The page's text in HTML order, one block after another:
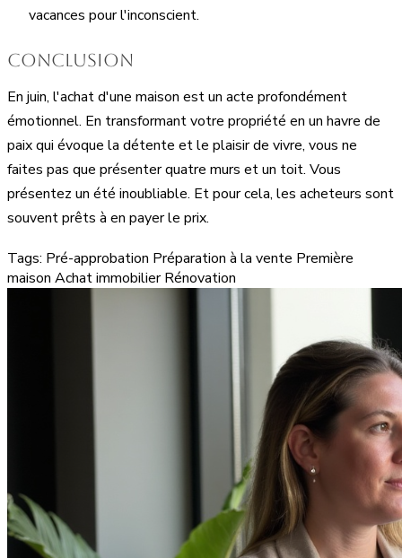
vacances pour l'inconscient.
Conclusion
En juin, l'achat d'une maison est un acte profondément
émotionnel. En transformant votre propriété en un havre de
paix qui évoque la détente et le plaisir de vivre, vous ne
faites pas que présenter quatre murs et un toit. Vous
présentez un été inoubliable. Et pour cela, les acheteurs sont
souvent prêts à en payer le prix.
Tags: Pré-approbation Préparation à la vente Première
maison Achat immobilier Rénovation